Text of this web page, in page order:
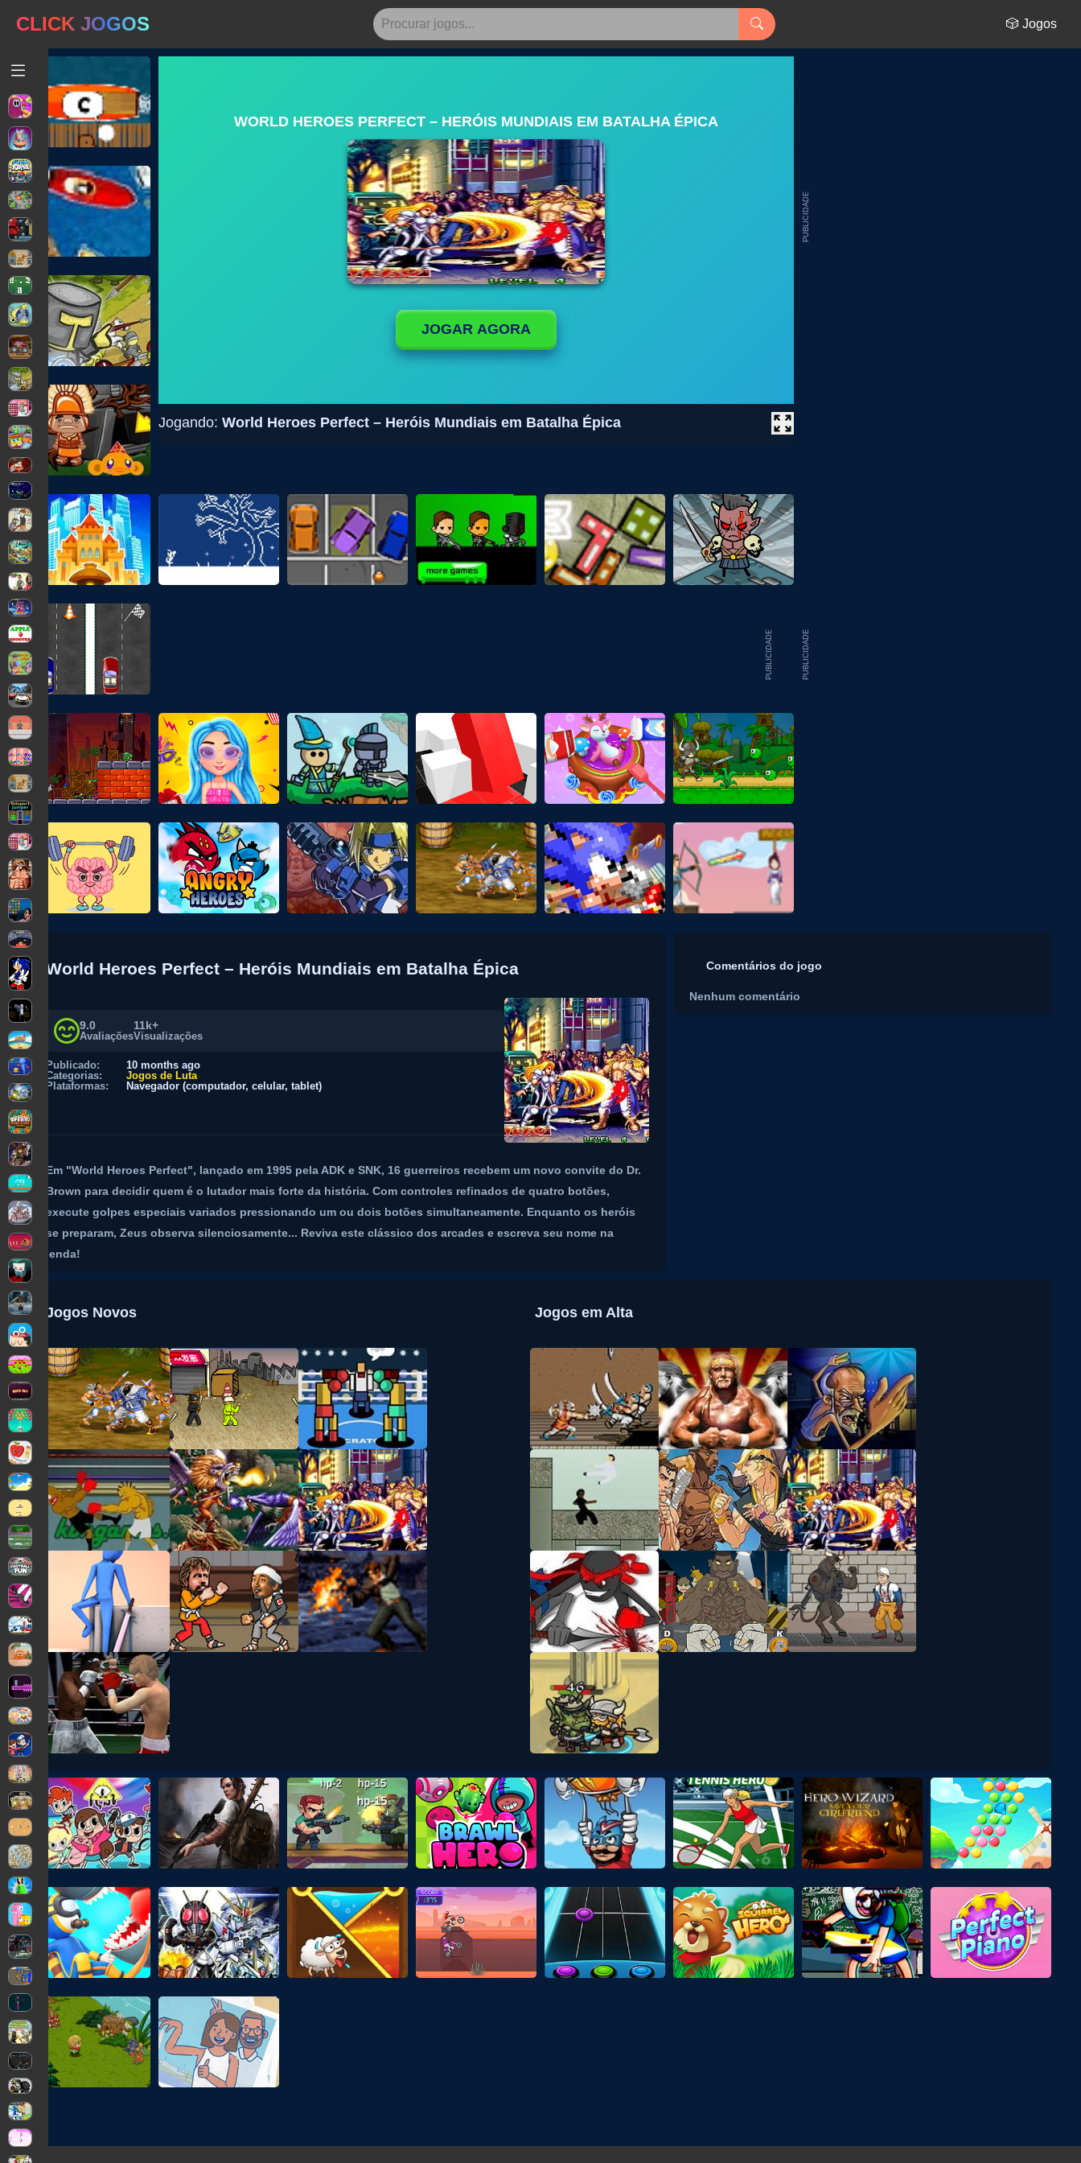
CLICK JOGOS 🎲 Jogos
WORLD HEROES PERFECT – HERÓIS MUNDIAIS EM BATALHA ÉPICA
JOGAR AGORA
Jogando: World Heroes Perfect – Heróis Mundiais em Batalha Épica
PUBLICIDADE
PUBLICIDADE
PUBLICIDADE
World Heroes Perfect – Heróis Mundiais em Batalha Épica
9.0
Avaliações
11k+
Visualizações
Publicado:
10 months ago
Categorias:
Jogos de Luta
Plataformas:
Navegador (computador, celular, tablet)
Em "World Heroes Perfect", lançado em 1995 pela ADK e SNK, 16 guerreiros recebem um novo convite do Dr.
Brown para decidir quem é o lutador mais forte da história. Com controles refinados de quatro botões,
execute golpes especiais variados pressionando um ou dois botões simultaneamente. Enquanto os heróis
se preparam, Zeus observa silenciosamente... Reviva este clássico dos arcades e escreva seu nome na
lenda!
Comentários do jogo
Nenhum comentário
Jogos Novos Jogos em Alta